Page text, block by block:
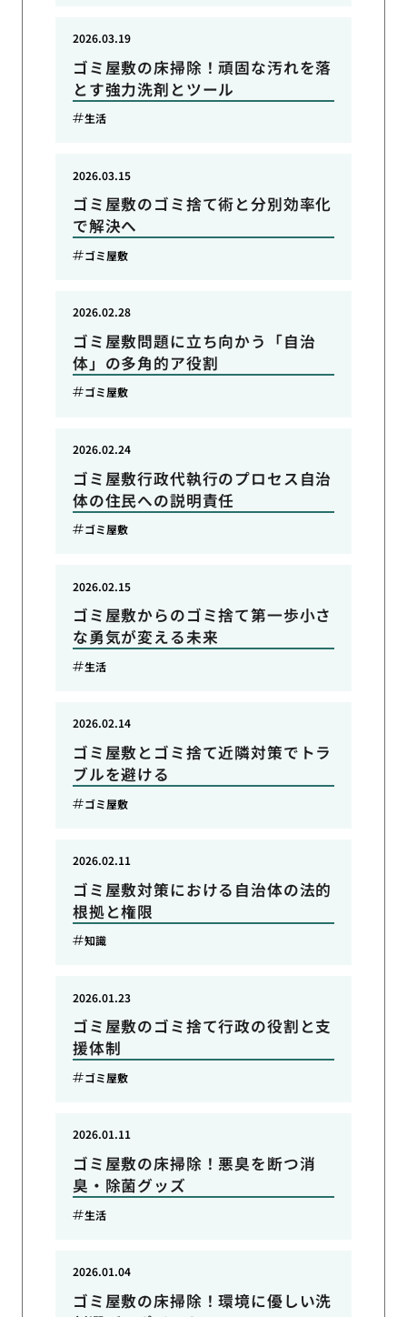
ゴミ屋敷の床掃除！頑固な汚れを落
とす強力洗剤とツール
2026.03.19
生活
ゴミ屋敷のゴミ捨て術と分別効率化
で解決へ
2026.03.15
ゴミ屋敷
ゴミ屋敷問題に立ち向かう「自治
体」の多角的ア役割
2026.02.28
ゴミ屋敷
ゴミ屋敷行政代執行のプロセス自治
体の住民への説明責任
2026.02.24
ゴミ屋敷
ゴミ屋敷からのゴミ捨て第一歩小さ
な勇気が変える未来
2026.02.15
生活
ゴミ屋敷とゴミ捨て近隣対策でトラ
ブルを避ける
2026.02.14
ゴミ屋敷
ゴミ屋敷対策における自治体の法的
根拠と権限
2026.02.11
知識
ゴミ屋敷のゴミ捨て行政の役割と支
援体制
2026.01.23
ゴミ屋敷
ゴミ屋敷の床掃除！悪臭を断つ消
臭・除菌グッズ
2026.01.11
生活
ゴミ屋敷の床掃除！環境に優しい洗
2026.01.04